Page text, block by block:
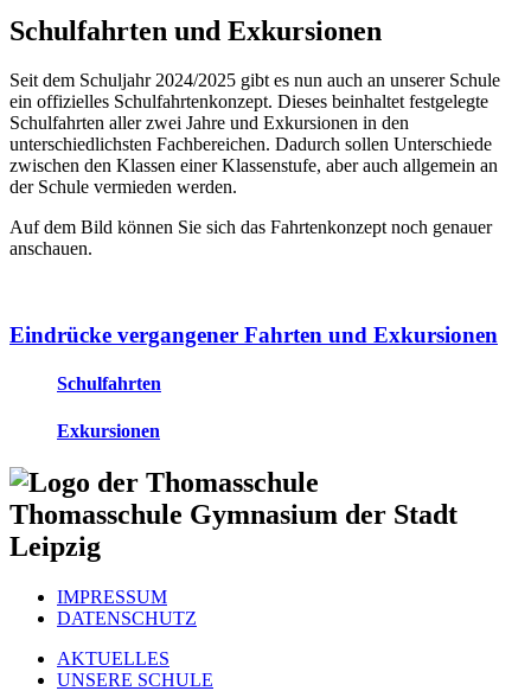
Schulfahrten und Exkursionen
Seit dem Schuljahr 2024/2025 gibt es nun auch an unserer Schule
ein offizielles Schulfahrtenkonzept. Dieses beinhaltet festgelegte
Schulfahrten aller zwei Jahre und Exkursionen in den
unterschiedlichsten Fachbereichen. Dadurch sollen Unterschiede
zwischen den Klassen einer Klassenstufe, aber auch allgemein an
der Schule vermieden werden.
Auf dem Bild können Sie sich das Fahrtenkonzept noch genauer
anschauen.
Eindrücke vergangener Fahrten und Exkursionen
Schulfahrten
Exkursionen
Thomasschule Gymnasium der Stadt
Leipzig
IMPRESSUM
DATENSCHUTZ
AKTUELLES
UNSERE SCHULE